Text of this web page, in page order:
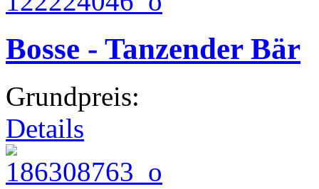
Bosse - Tanzender Bär
Grundpreis:
Details